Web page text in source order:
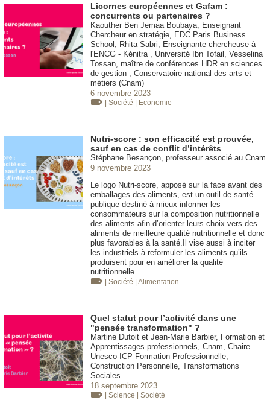
Licornes européennes et Gafam :
concurrents ou partenaires ?
Kaouther Ben Jemaa Boubaya, Enseignant
Chercheur en stratégie, EDC Paris Business
School, Rhita Sabri, Enseignante chercheuse à
l'ENCG - Kénitra , Université Ibn Tofail, Vesselina
Tossan, maître de conférences HDR en sciences
de gestion , Conservatoire national des arts et
métiers (Cnam)
6 novembre 2023
| Société | Economie
Nutri-score : son efficacité est prouvée,
sauf en cas de conflit d’intérêts
Stéphane Besançon, professeur associé au Cnam
9 novembre 2023
Le logo Nutri-score, apposé sur la face avant des
emballages des aliments, est un outil de santé
publique destiné à mieux informer les
consommateurs sur la composition nutritionnelle
des aliments afin d’orienter leurs choix vers des
aliments de meilleure qualité nutritionnelle et donc
plus favorables à la santé.Il vise aussi à inciter
les industriels à reformuler les aliments qu’ils
produisent pour en améliorer la qualité
nutritionnelle.
| Société | Alimentation
Quel statut pour l’activité dans une
"pensée transformation" ?
Martine Dutoit et Jean-Marie Barbier, Formation et
Apprentissages professionnels, Cnam, Chaire
Unesco-ICP Formation Professionnelle,
Construction Personnelle, Transformations
Sociales
18 septembre 2023
| Science | Société